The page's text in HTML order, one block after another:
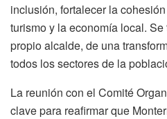
inclusión, fortalecer la
turismo y la economía local.
propio alcalde, de una
todos los sectores de la
La reunión con el Comité
clave para reafirmar que